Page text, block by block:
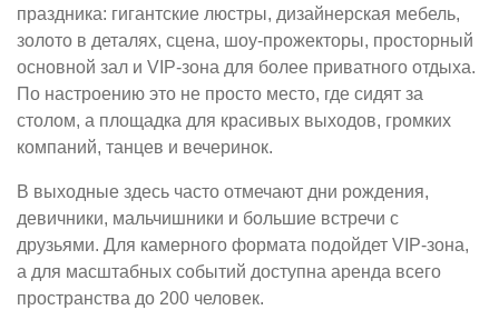
ресторан!!! Успехов и творчества!!!
праздника: гигантские люстры, дизайнерская мебель,
золото в деталях, сцена, шоу-прожекторы, просторный
основной зал и VIP-зона для более приватного отдыха.
По настроению это не просто место, где сидят за
столом, а площадка для красивых выходов, громких
компаний, танцев и вечеринок.
В выходные здесь часто отмечают дни рождения,
девичники, мальчишники и большие встречи с
друзьями. Для камерного формата подойдет VIP-зона,
а для масштабных событий доступна аренда всего
пространства до 200 человек.